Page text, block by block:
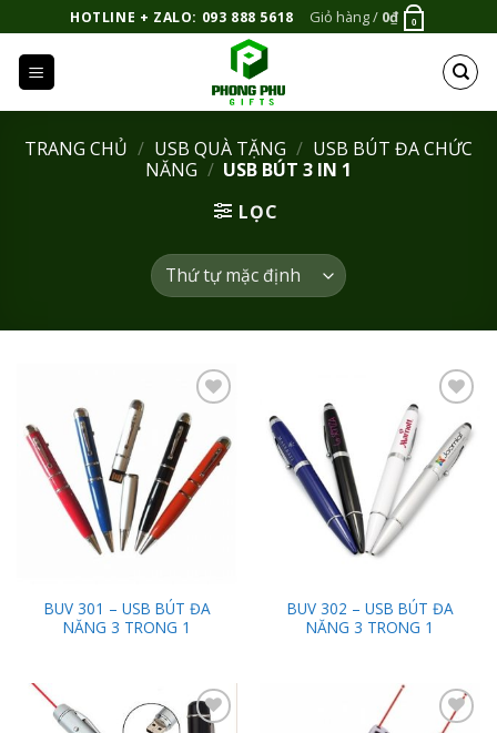
qua
dung
HOTLINE + ZALO: 093 888 5618 Giỏ hàng / 0₫ 0
TRANG CHỦ / USB QUÀ TẶNG / USB BÚT ĐA CHỨC
NĂNG / USB BÚT 3 IN 1
LỌC
Add to
Wishlist
BUV 301 – USB BÚT ĐA
NĂNG 3 TRONG 1
Add to
Wishlist
BUV 302 – USB BÚT ĐA
NĂNG 3 TRONG 1